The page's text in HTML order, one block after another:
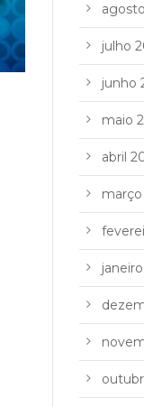
julho
junho
maio
abril